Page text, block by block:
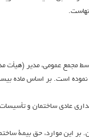
مجمع عمومي، مدير (هيأت
است. بر اساس ماده
عادي ساختمان و
اين موارد، حق بيمة